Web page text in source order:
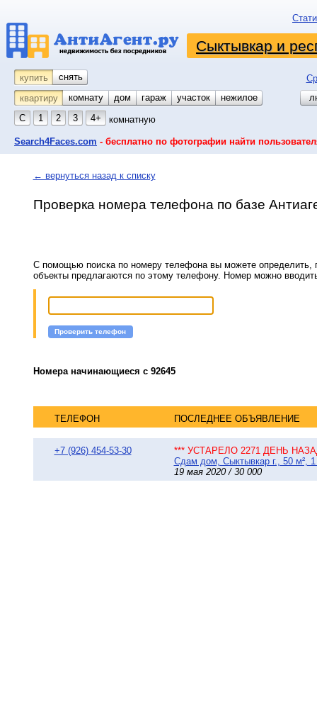
Сыктывкар и
купить снять
квартиру
комнату койко-место
дом гараж участок
нежилое
С
1 2 3 4+ комнатную
Search4Faces.com - бесплатно по фотографии найти
← вернуться назад к списку
Проверка номера телефона по базе
С помощью поиска по номеру телефона вы можете определить,
объекты предлагаются по этому телефону. Номер можно
Проверить телефон
Номера начинающиеся с 92645
ТЕЛЕФОН ПОСЛЕДНЕЕ ОБЪЯВЛЕНИЕ
+7 (926) 454-53-30
*** УСТАРЕЛО 2271 ДЕНЬ
Сдам дом, Сыктывкар г., 50 м², 1
19 мая 2020 / 30 000